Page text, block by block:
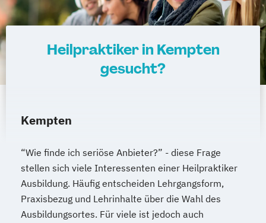
Heilpraktiker in Kempten
gesucht?
Kempten
“Wie finde ich seriöse Anbieter?” - diese Frage
stellen sich viele Interessenten einer Heilpraktiker
Ausbildung. Häufig entscheiden Lehrgangsform,
Praxisbezug und Lehrinhalte über die Wahl des
Ausbildungsortes. Für viele ist jedoch auch